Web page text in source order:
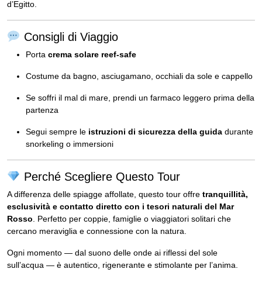
d’Egitto.
Consigli di Viaggio
Porta crema solare reef-safe
Costume da bagno, asciugamano, occhiali da sole e cappello
Se soffri il mal di mare, prendi un farmaco leggero prima della
partenza
Segui sempre le istruzioni di sicurezza della guida durante
snorkeling o immersioni
Perché Scegliere Questo Tour
A differenza delle spiagge affollate, questo tour offre tranquillità,
esclusività e contatto diretto con i tesori naturali del Mar
Rosso . Perfetto per coppie, famiglie o viaggiatori solitari che
cercano meraviglia e connessione con la natura.
Ogni momento — dal suono delle onde ai riflessi del sole
sull’acqua — è autentico, rigenerante e stimolante per l’anima.